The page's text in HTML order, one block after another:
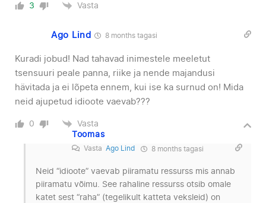
3 Vasta
Ago Lind 8 months tagasi
Kuradi jobud! Nad tahavad inimestele meeletut
tsensuuri peale panna, riike ja nende majandusi
hävitada ja ei lõpeta ennem, kui ise ka surnud on! Mida
neid ajupetud idioote vaevab???
0
Vasta
Toomas
Vasta Ago Lind 8 months tagasi
Neid “idioote” vaevab piiramatu ressurss mis annab
piiramatu võimu. See rahaline ressurss otsib omale
katet sest “raha” (tegelikult katteta veksleid) on